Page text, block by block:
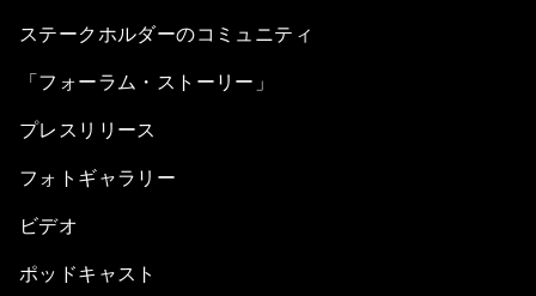
ステークホルダーのコミュニティ
「フォーラム・ストーリー」
プレスリリース
フォトギャラリー
ビデオ
ポッドキャスト